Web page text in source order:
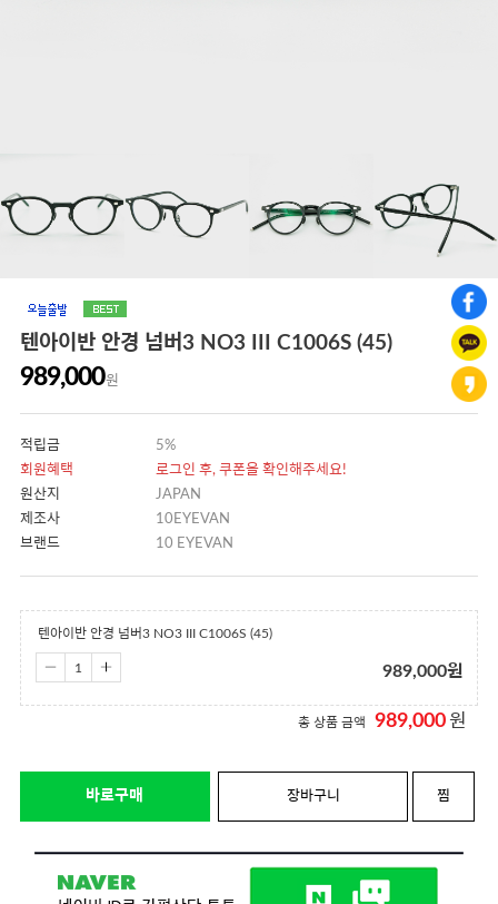
텐아이반 안경 넘버3 NO3 III C1006S (45)
989,000원
적립금
5%
회원혜택
로그인 후, 쿠폰을 확인해주세요!
원산지
JAPAN
제조사
10EYEVAN
브랜드
10 EYEVAN
텐아이반 안경 넘버3 NO3 III C1006S (45)
989,000원
총 상품 금액 989,000 원
바로구매 장바구니 찜